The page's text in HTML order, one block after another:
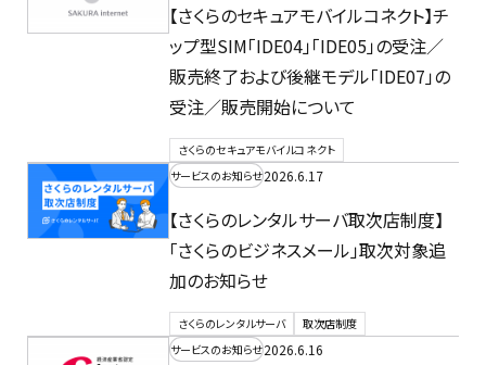
【さくらのセキュアモバイルコネクト】チ
ップ型SIM「IDE04」「IDE05」の受注／
販売終了および後継モデル「IDE07」の
受注／販売開始について
さくらのセキュアモバイルコネクト
サービスのお知らせ2026.6.17
【さくらのレンタルサーバ取次店制度】
「さくらのビジネスメール」取次対象追
加のお知らせ
さくらのレンタルサーバ
取次店制度
サービスのお知らせ2026.6.16